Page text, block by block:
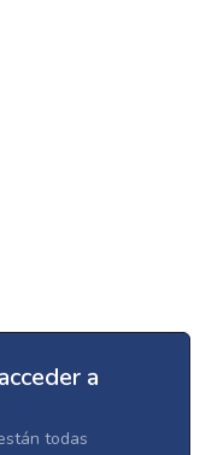
a
todas